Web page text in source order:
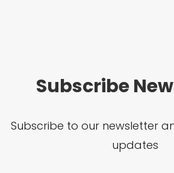
Subscribe
Subscribe to our newsletter
updates